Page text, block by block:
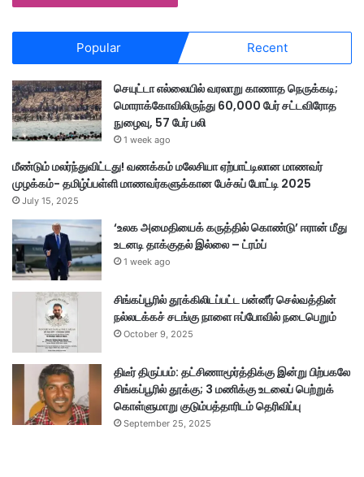
Popular Recent
செயுட்டா எல்லையில் வரலாறு காணாத நெருக்கடி;
மொராக்கோவிலிருந்து 60,000 பேர் சட்டவிரோத
நுழைவு, 57 பேர் பலி
1 week ago
மீண்டும் மலர்ந்துவிட்டது! வணக்கம் மலேசியா ஏற்பாட்டிலான மாணவர்
முழக்கம்- தமிழ்ப்பள்ளி மாணவர்களுக்கான பேச்சுப் போட்டி 2025
July 15, 2025
‘உலக அமைதியைக் கருத்தில் கொண்டு’ ஈரான் மீது
உடனடி தாக்குதல் இல்லை – ட்ரம்ப்
1 week ago
சிங்கப்பூரில் தூக்கிலிடப்பட்ட பன்னீர் செல்வத்தின்
நல்லடக்கச் சடங்கு நாளை ஈப்போவில் நடைபெறும்
October 9, 2025
திடீர் திருப்பம்: தட்சிணாமூர்த்திக்கு இன்று பிற்பகலே
சிங்கப்பூரில் தூக்கு; 3 மணிக்கு உடலைப் பெற்றுக்
கொள்ளுமாறு குடும்பத்தாரிடம் தெரிவிப்பு
September 25, 2025